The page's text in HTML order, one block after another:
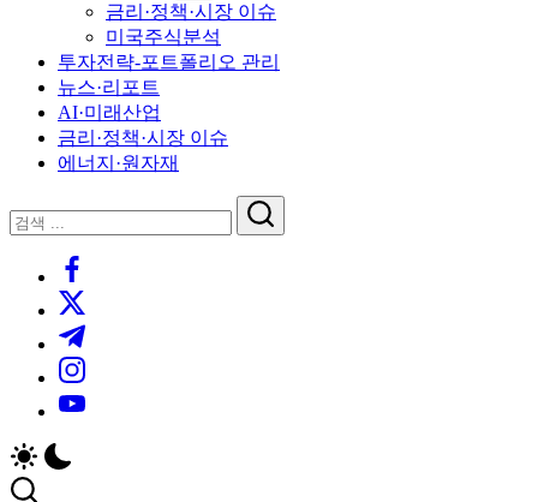
금리·정책·시장 이슈
미국주식분석
투자전략-포트폴리오 관리
뉴스·리포트
AI·미래산업
금리·정책·시장 이슈
에너지·원자재
닫
기
검
검
https://www.facebook.com/
https://twitter.com/
https://t.me/
https://www.instagram.com/
https://youtube.com/